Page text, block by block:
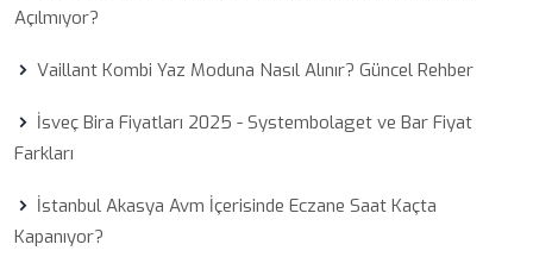
Açılmıyor?
Vaillant Kombi Yaz Moduna Nasıl Alınır? Güncel Rehber
İsveç Bira Fiyatları 2025 - Systembolaget ve Bar Fiyat
Farkları
İstanbul Akasya Avm İçerisinde Eczane Saat Kaçta
Kapanıyor?